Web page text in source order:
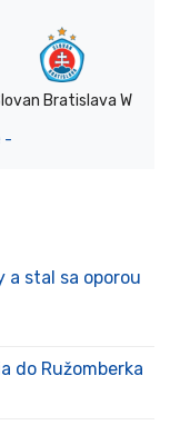
Bratislava W
-
a stal sa oporou
do Ružomberka